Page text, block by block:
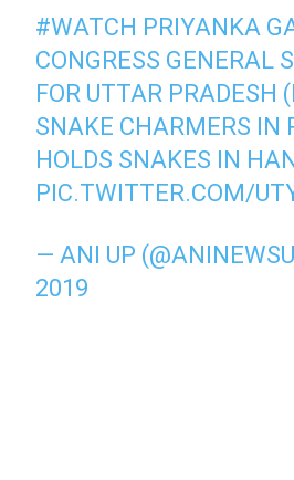
#WATCH PRIYANKA
CONGRESS GENERAL
FOR UTTAR PRADESH
SNAKE CHARMERS IN
HOLDS SNAKES IN
PIC.TWITTER.COM/
— ANI UP
2019